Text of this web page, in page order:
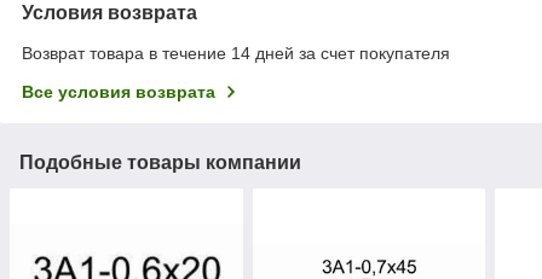
Условия возврата
Возврат товара в течение 14 дней за счет покупателя
Все условия возврата
Подобные товары компании